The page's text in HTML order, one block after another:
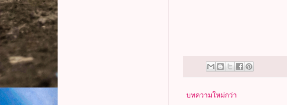
บทความใหม่กว่า